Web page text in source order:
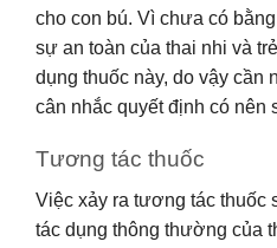
cho con bú. Vì chưa có
sự an toàn của thai nhi và
dụng thuốc này, do vậy cần
cân nhắc quyết định có nên
Tương tác thuốc
Việc xảy ra tương tác thuốc
tác dụng thông thường của